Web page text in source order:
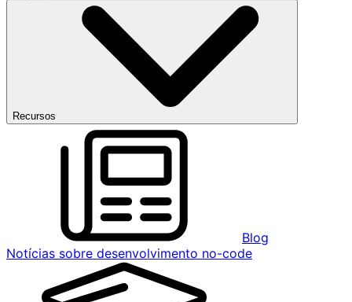
Recursos
Blog
Notícias sobre desenvolvimento no-code